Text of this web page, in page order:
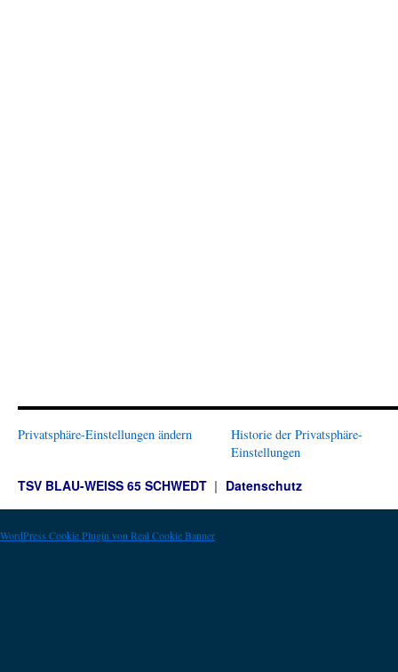
Privatsphäre-Einstellungen ändern
Historie der Privatsphäre-
Einstellungen
TSV BLAU-WEISS 65 SCHWEDT Datenschutz
WordPress Cookie Plugin von Real Cookie Banner